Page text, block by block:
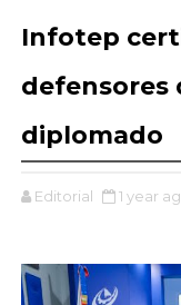
Infotep
defensores
diplomado
Editorial 1 year